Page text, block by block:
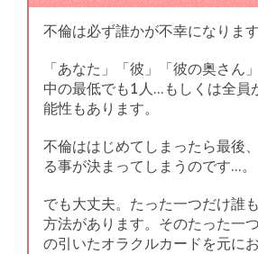
不倫は必ず誰かが不幸になります
「あなた」「彼」「彼の奥さん
中の最低でも1人…もしくは全員
能性もあります。
不倫ははじめてしまったら最後
る事が決まってしまうのです…。
でも大丈夫。たった一つだけ誰
方法があります。そのたった一
の引いたオラクルカードを元に